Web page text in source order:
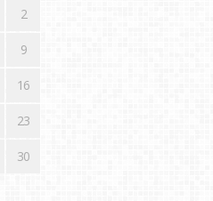
2
9
16
23
30